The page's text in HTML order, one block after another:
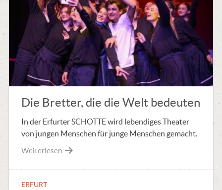
Die Bretter, die die Welt bedeuten
In der Erfurter SCHOTTE wird lebendiges Theater
von jungen Menschen für junge Menschen gemacht.
Weiterlesen
ERFURT